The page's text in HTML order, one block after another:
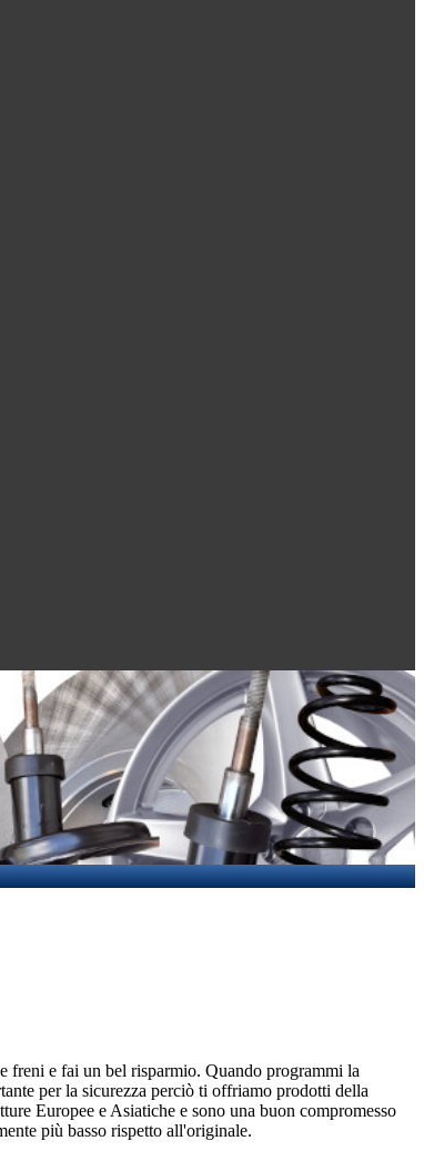
e fai un bel risparmio. Quando programmi la
per la sicurezza perciò ti offriamo prodotti della
Europee e Asiatiche e sono una buon compromesso
più basso rispetto all'originale.